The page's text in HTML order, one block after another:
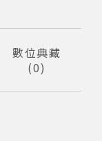
數位典藏
0